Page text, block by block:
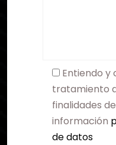
Entiendo y
tratamiento
finalidades
información
de datos